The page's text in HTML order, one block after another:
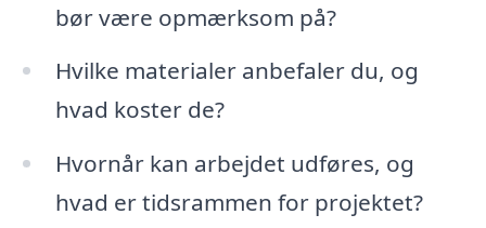
bør være opmærksom på?
Hvilke materialer anbefaler du, og
hvad koster de?
Hvornår kan arbejdet udføres, og
hvad er tidsrammen for projektet?